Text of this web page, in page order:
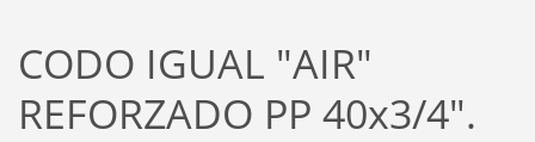
CODO IGUAL "AIR"
REFORZADO PP 40x3/4".